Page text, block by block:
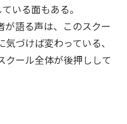
いる面もある。
が語る声は、このスクー
づけば変わっている、
クール全体が後押しして